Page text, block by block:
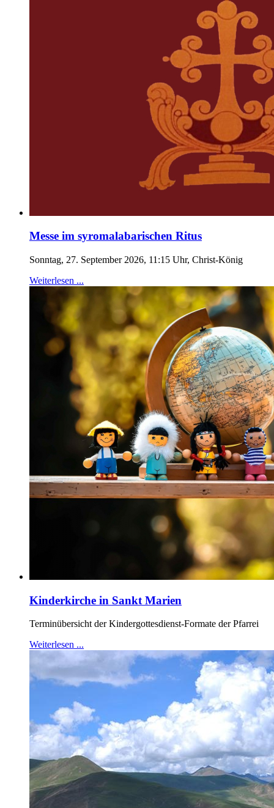
Messe im syromalabarischen Ritus
Sonntag, 27. September 2026, 11:15 Uhr, Christ-König
Weiterlesen ...
Kinderkirche in Sankt Marien
Terminübersicht der Kindergottesdienst-Formate der Pfarrei
Weiterlesen ...